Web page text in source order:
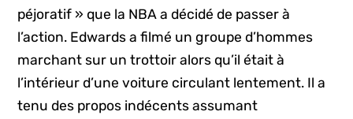
péjoratif » que la NBA a décidé de passer à
l’action. Edwards a filmé un groupe d’hommes
marchant sur un trottoir alors qu’il était à
l’intérieur d’une voiture circulant lentement. Il a
tenu des propos indécents assumant